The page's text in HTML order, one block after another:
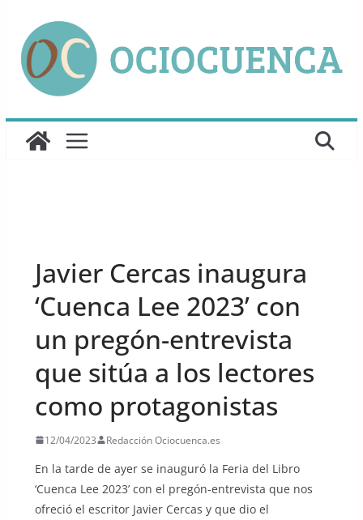
contenido
Javier Cercas inaugura
‘Cuenca Lee 2023’ con
un pregón-entrevista
que sitúa a los lectores
como protagonistas
12/04/2023 Redacción Ociocuenca.es
En la tarde de ayer se inauguró la Feria del Libro
‘Cuenca Lee 2023’ con el pregón-entrevista que nos
ofreció el escritor Javier Cercas y que dio el